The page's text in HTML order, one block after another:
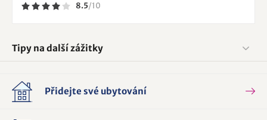
8.5/10
Tipy na další zážitky
Přidejte své ubytování